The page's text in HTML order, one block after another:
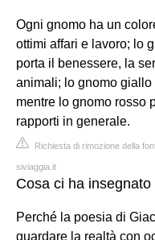
Ogni gnomo ha un
ottimi affari e lavoro; lo
porta il benessere, la
animali; lo gnomo giallo
mentre lo gnomo rosso
rapporti in generale.
Richiesta di rimozione della
siviaggia.it
Cosa ci ha
Perché la poesia di
guardare la realtà con